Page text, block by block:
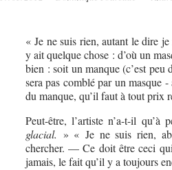
« Je ne suis rien, autant le dire je
y ait quelque chose : d’où un
bien : soit un manque (c’est
sera pas comblé par un masque
du manque, qu’il faut à tout prix
Peut-être, l’artiste n’a-t-il
glacial. » « Je ne suis rien,
chercher. — Ce doit être ceci
jamais, le fait qu’il y a toujours